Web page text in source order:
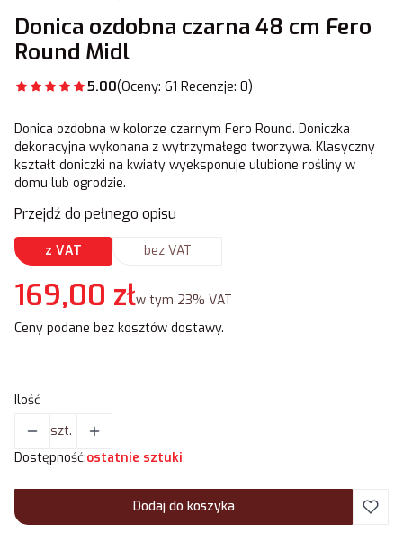
Donica ozdobna czarna 48 cm Fero
Round Midl
5.00(Oceny: 61 Recenzje: 0)
Donica ozdobna w kolorze czarnym Fero Round. Doniczka
dekoracyjna wykonana z wytrzymałego tworzywa. Klasyczny
kształt doniczki na kwiaty wyeksponuje ulubione rośliny w
domu lub ogrodzie.
Przejdź do pełnego opisu
z VAT bez VAT
Cena
169,00 złw tym 23% VAT
w tym 23% VAT
Ceny podane bez kosztów dostawy.
Ilość
szt.
Dostępność:ostatnie sztuki
Dodaj do koszyka